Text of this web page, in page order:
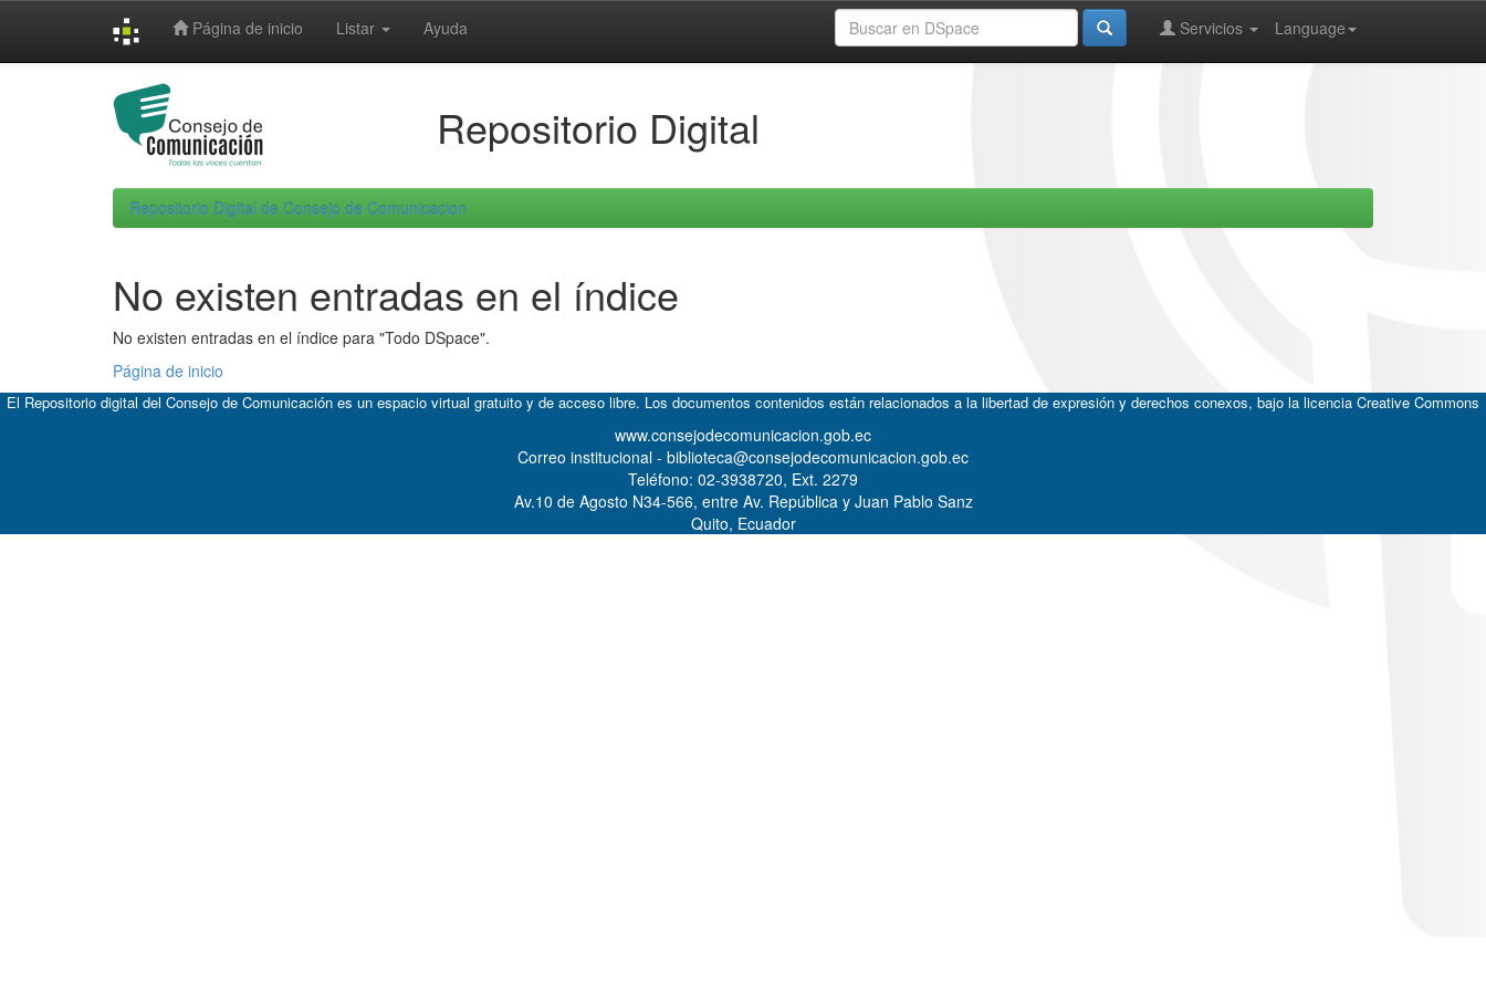
Página de inicio Listar Ayuda Language
Servicios
Repositorio Digital
Repositorio Digital de Consejo de Comunicacion
No existen entradas en el índice
No existen entradas en el índice para "Todo DSpace".
Página de inicio
El Repositorio digital del Consejo de Comunicación es un espacio virtual gratuito y de acceso libre. Los documentos contenidos están relacionados a la libertad de expresión y derechos conexos, bajo la licencia Creative Commons
www.consejodecomunicacion.gob.ec
Correo institucional - biblioteca@consejodecomunicacion.gob.ec
Teléfono: 02-3938720, Ext. 2279
Av.10 de Agosto N34-566, entre Av. República y Juan Pablo Sanz
Quito, Ecuador